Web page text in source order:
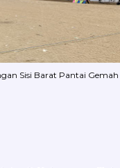
Sisi Barat Pantai Gemah